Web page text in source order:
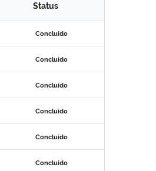
Status
Concluído
Concluído
Concluído
Concluído
Concluído
Concluído